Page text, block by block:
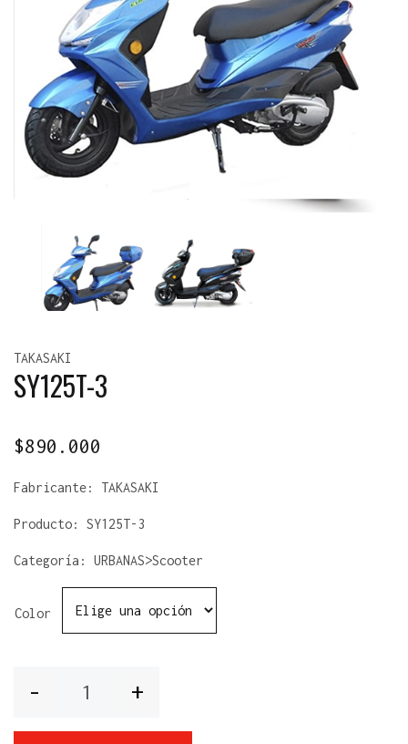
TAKASAKI
SY125T-3
$890.000
Fabricante: TAKASAKI
Producto: SY125T-3
Categoría: URBANAS>Scooter
Color